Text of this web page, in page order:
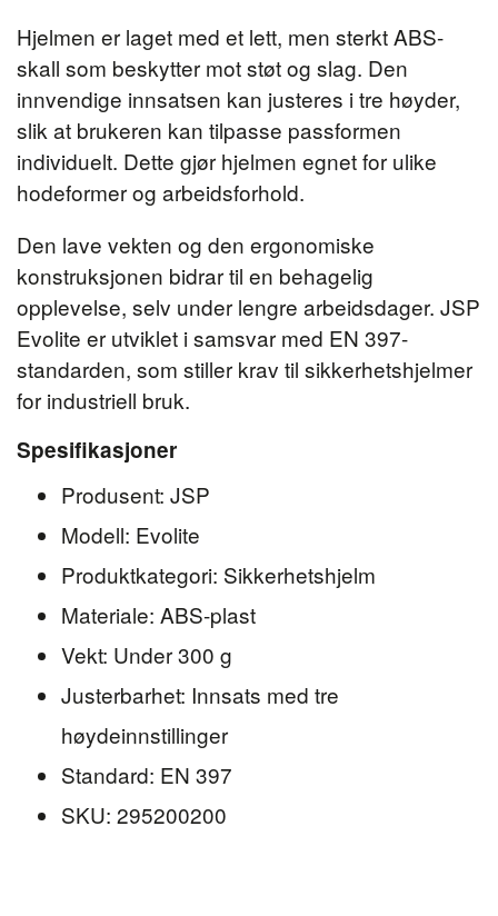
Hjelmen er laget med et lett, men sterkt ABS-
skall som beskytter mot støt og slag. Den
innvendige innsatsen kan justeres i tre høyder,
slik at brukeren kan tilpasse passformen
individuelt. Dette gjør hjelmen egnet for ulike
hodeformer og arbeidsforhold.
Den lave vekten og den ergonomiske
konstruksjonen bidrar til en behagelig
opplevelse, selv under lengre arbeidsdager. JSP
Evolite er utviklet i samsvar med EN 397-
standarden, som stiller krav til sikkerhetshjelmer
for industriell bruk.
Spesifikasjoner
Produsent: JSP
Modell: Evolite
Produktkategori: Sikkerhetshjelm
Materiale: ABS-plast
Vekt: Under 300 g
Justerbarhet: Innsats med tre
høydeinnstillinger
Standard: EN 397
SKU: 295200200